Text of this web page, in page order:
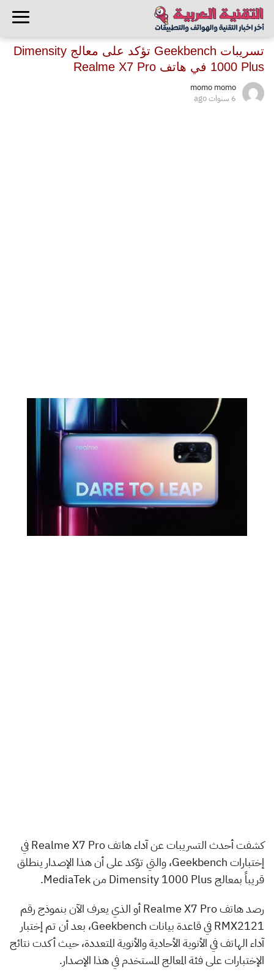
تسريبات Geekbench تؤكد على معالج Dimensity
1000 Plus في هاتف Realme X7 Pro
momo momo
6 سنوات ago
كشفت أحدث التسريبات عن آداء هاتف Realme X7 Pro في
إختبارات Geekbench، والتي تؤكد على أن هذا الإصدار ينطلق
قريباً بمعالج Dimensity 1000 Plus من MediaTek.
رصد هاتف Realme X7 Pro أو الذي يعرف الآن بنموذج رقم
RMX2121 في قاعدة بيانات Geekbench، بعد أن تم إختبار
آداء الهاتف في الأنوية الأحادية والأنوية المتعددة، حيث أكدت نتائج
الإختبارات على فئة المعالج المستخدم في هذا الإصدار.